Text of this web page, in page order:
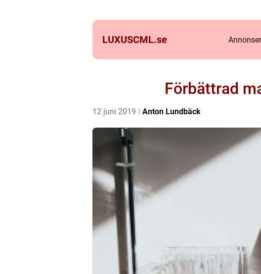
LUXUSCML.se
Förbättrad
12 juni 2019 Anton Lundbäck